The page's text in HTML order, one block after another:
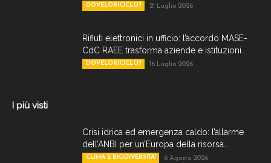
DOVELORICICLO? 21 Luglio 2026
Rifiuti elettronici in ufficio: l’accordo MASE-
CdC RAEE trasforma aziende e istituzioni...
DOVELORICICLO? 16 Luglio 2026
I più visti
Crisi idrica ed emergenza caldo: l’allarme
dell’ANBI per un’Europa della risorsa...
CLIMA E BIODIVERSITA' 6 Agosto 2026